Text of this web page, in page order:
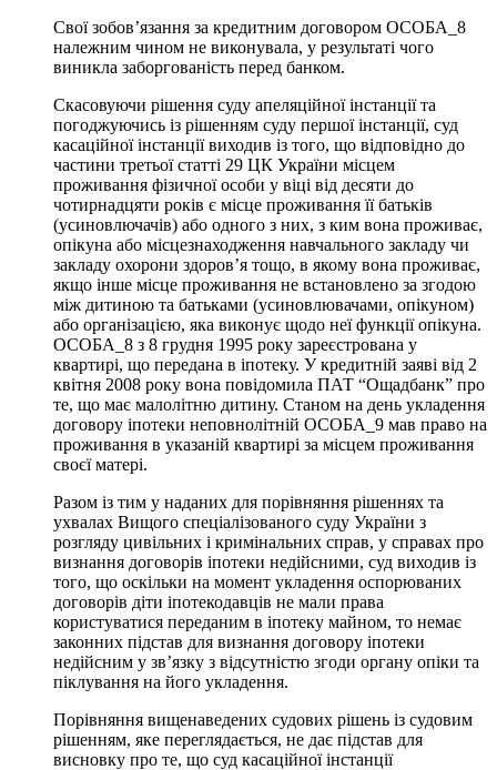
Свої зобов’язання за кредитним договором ОСОБА_8
належним чином не виконувала, у результаті чого
виникла заборгованість перед банком.
Скасовуючи рішення суду апеляційної інстанції та
погоджуючись із рішенням суду першої інстанції, суд
касаційної інстанції виходив із того, що відповідно до
частини третьої статті 29 ЦК України місцем
проживання фізичної особи у віці від десяти до
чотирнадцяти років є місце проживання її батьків
(усиновлючачів) або одного з них, з ким вона проживає,
опікуна або місцезнаходження навчального закладу чи
закладу охорони здоров’я тощо, в якому вона проживає,
якщо інше місце проживання не встановлено за згодою
між дитиною та батьками (усиновлювачами, опікуном)
або організацією, яка виконує щодо неї функції опікуна.
ОСОБА_8 з 8 грудня 1995 року зареєстрована у
квартирі, що передана в іпотеку. У кредитній заяві від 2
квітня 2008 року вона повідомила ПАТ “Ощадбанк” про
те, що має малолітню дитину. Станом на день укладення
договору іпотеки неповнолітній ОСОБА_9 мав право на
проживання в указаній квартирі за місцем проживання
своєї матері.
Разом із тим у наданих для порівняння рішеннях та
ухвалах Вищого спеціалізованого суду України з
розгляду цивільних і кримінальних справ, у справах про
визнання договорів іпотеки недійсними, суд виходив із
того, що оскільки на момент укладення оспорюваних
договорів діти іпотекодавців не мали права
користуватися переданим в іпотеку майном, то немає
законних підстав для визнання договору іпотеки
недійсним у зв’язку з відсутністю згоди органу опіки та
піклування на його укладення.
Порівняння вищенаведених судових рішень із судовим
рішенням, яке переглядається, не дає підстав для
висновку про те, що суд касаційної інстанції